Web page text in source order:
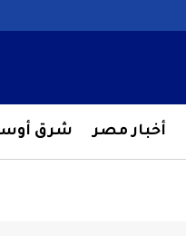
أخبار مصر شرق